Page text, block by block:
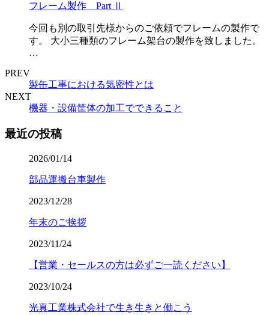
フレーム製作 Part Ⅱ
今回も別の取引先様からのご依頼でフレームの製作で
す。 大小三種類のフレーム架台の製作を致しました。
…
PREV
製缶工事における気密性とは
NEXT
機器・設備筐体の加工でできること
最近の投稿
2026/01/14
部品運搬台車製作
2023/12/28
年末のご挨拶
2023/11/24
【営業・セールスの方は必ずご一読ください】
2023/10/24
光真工業株式会社で生き生きと働こう